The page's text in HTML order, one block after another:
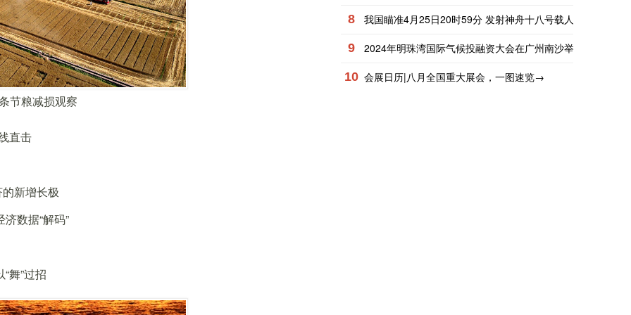
节粮减损观察
直击
新增长极
数据“解码”
舞”过招
8 我国瞄准4月25日20时59分 发射神舟十八号载人飞船
9 2024年明珠湾国际气候投融资大会在广州南沙举行
10 会展日历|八月全国重大展会，一图速览→